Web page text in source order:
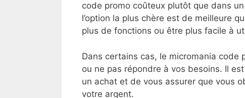
code promo coûteux plutôt que dans
l’option la plus chère est de meilleure
plus de fonctions ou être plus facile à
Dans certains cas, le micromania code
ou ne pas répondre à vos besoins. Il
un achat et de vous assurer que vous
votre argent.